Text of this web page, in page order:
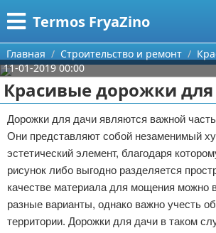
Termos FryaZino
Меню
Главная
Категории
Дом и семья
Автомобили
Строительство и ремонт
Поиск
О проекте
Контакты
Сотрудничество
Главная Строительство и ремонт
11-01-2019 00:00
Красивые дорожки
Дорожки для дачи являются важной
Они представляют собой незаменимый
эстетический элемент, благодаря
рисунок либо выгодно разделяется
качестве материала для мощения можно
разные варианты, однако важно учесть
территории. Дорожки для дачи в таком